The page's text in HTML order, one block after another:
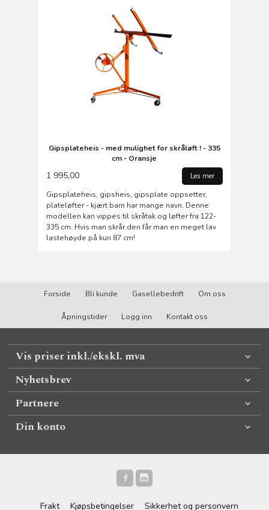
Gipsplateheis - med mulighet for skråløft ! - 335
cm - Oransje
1 995,00 Les mer
Gipsplateheis, gipsheis, gipsplate oppsetter,
plateløfter - kjært barn har mange navn. Denne
modellen kan vippes til skråtak og løfter fra 122-
335 cm. Hvis man skrår den får man en meget lav
lastehøyde på kun 87 cm!
Forside Bli kunde Gasellebedrift Om oss
Åpningstider Logg inn Kontakt oss
Vis priser inkl./ekskl. mva
Nyhetsbrev
Partnere
Din konto
Frakt Kjøpsbetingelser Sikkerhet og personvern